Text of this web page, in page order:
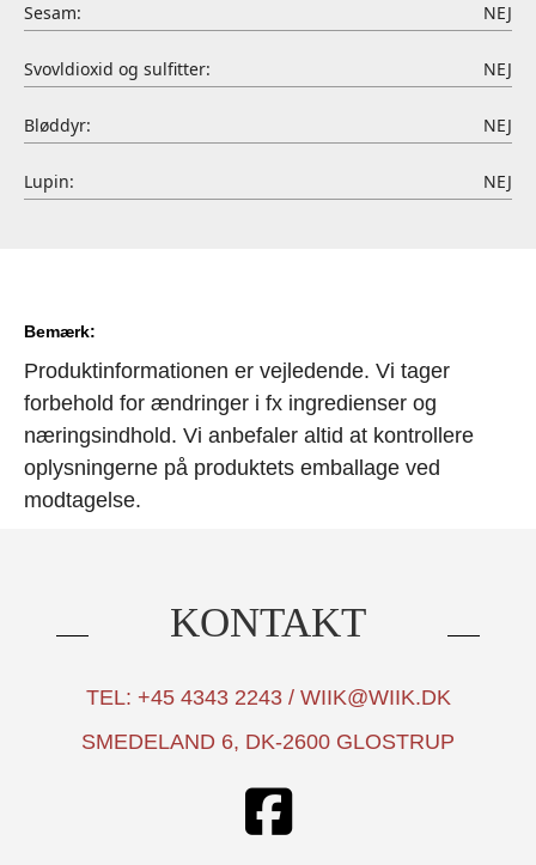
Sesam: NEJ
Svovldioxid og sulfitter: NEJ
Bløddyr: NEJ
Lupin: NEJ
Bemærk:
Produktinformationen er vejledende. Vi tager
forbehold for ændringer i fx ingredienser og
næringsindhold. Vi anbefaler altid at kontrollere
oplysningerne på produktets emballage ved
modtagelse.
KONTAKT
TEL: +45 4343 2243 / WIIK@WIIK.DK
SMEDELAND 6, DK-2600 GLOSTRUP